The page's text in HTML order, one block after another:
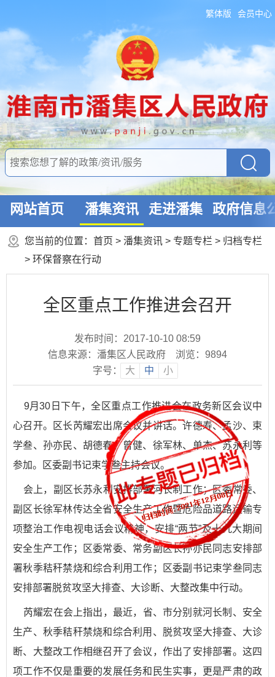
繁体版 会员中心
网站首页 潘集资讯 走进潘集 政府信息
您当前的位置： 首页 > 潘集资讯 > 专题专栏 > 归档专栏
> 环保督察在行动
全区重点工作推进会召开
发布时间：2017-10-10 08:59
信息来源：潘集区人民政府
浏览： 9894
字号：
大 中 小
9月30日下午，全区重点工作推进会在政务新区会议中
心召开。区长芮耀宏出席会议并讲话。许德寿、孟沙、束
学叁、孙亦民、胡德春、曾健、徐军林、单杰、苏永利等
参加。区委副书记束学叁主持会议。
会上，副区长苏永利安排部署河长制工作；区委常委、
副区长徐军林传达全省安全生产工作暨危险品道路运输专
项整治工作电视电话会议精神，安排“两节”及十九大期间
安全生产工作；区委常委、常务副区长孙亦民同志安排部
署秋季秸秆禁烧和综合利用工作；区委副书记束学叁同志
安排部署脱贫攻坚大排查、大诊断、大整改集中行动。
芮耀宏在会上指出，最近，省、市分别就河长制、安全
生产、秋季秸秆禁烧和综合利用、脱贫攻坚大排查、大诊
断、大整改工作相继召开了会议，作出了安排部署。这四
项工作不仅是重要的发展任务和民生实事，更是严肃的政